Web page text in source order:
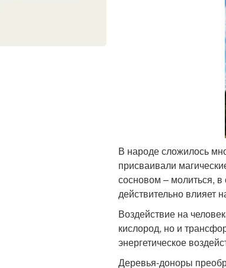
В народе сложилось
присваивали
сосновом – молиться, в
действительно влияет
Воздействие на
кислород, но и
энергетическое
Деревья-доноры